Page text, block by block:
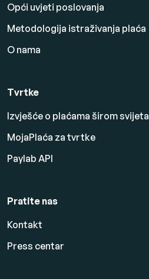
Opći uvjeti poslovanja
Metodologija istraživanja plaća
O nama
Tvrtke
Izvješće o plaćama širom svijeta
MojaPlaća za tvrtke
Paylab API
Pratite nas
Kontakt
Press centar